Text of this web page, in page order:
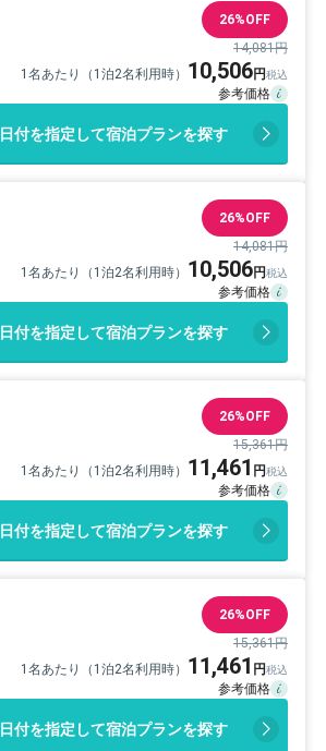
26%OFF
14,081円
1名あたり（1泊2名利用時） 10,506
日付を指定して宿泊プランを探す
26%OFF
14,081円
1名あたり（1泊2名利用時） 10,506
日付を指定して宿泊プランを探す
26%OFF
15,361円
1名あたり（1泊2名利用時） 11,461
日付を指定して宿泊プランを探す
26%OFF
15,361円
1名あたり（1泊2名利用時） 11,461
日付を指定して宿泊プランを探す